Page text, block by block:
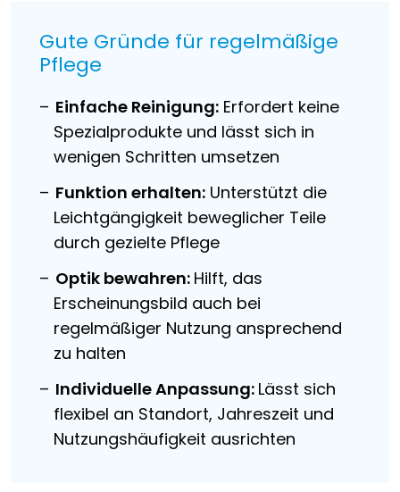
Gute Gründe für regelmäßige
Pflege
Einfache Reinigung: Erfordert keine
Spezialprodukte und lässt sich in
wenigen Schritten umsetzen
Funktion erhalten: Unterstützt die
Leichtgängigkeit beweglicher Teile
durch gezielte Pflege
Optik bewahren: Hilft, das
Erscheinungsbild auch bei
regelmäßiger Nutzung ansprechend
zu halten
Individuelle Anpassung: Lässt sich
flexibel an Standort, Jahreszeit und
Nutzungshäufigkeit ausrichten